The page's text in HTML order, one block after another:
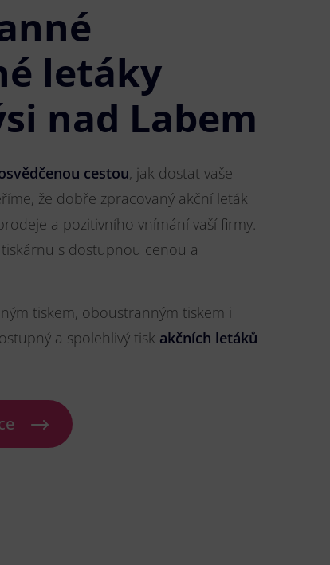
letáky
nad Labem
cestou, jak dostat vaše
že dobře zpracovaný akční leták
a pozitivního vnímání vaší firmy.
s dostupnou cenou a
tiskem, oboustranným tiskem i
a spolehlivý tisk akčních letáků